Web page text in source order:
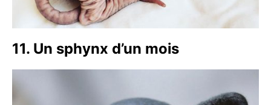
11. Un sphynx d’un mois